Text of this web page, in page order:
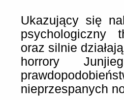
Ukazujący się
psychologiczny
oraz silnie
horrory
nieprzespanych